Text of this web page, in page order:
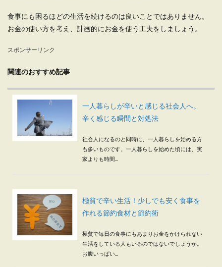
食事にも困るほどの生活を続けるのは良いことではありません。
お金の使い方を考え、計画的にお金を使う工夫をしましょう。
スポンサーリンク
関連のおすすめ記事
一人暮らしが辛いと感じる社会人へ。
辛く感じる瞬間と対処法
社会人になるのと同時に、一人暮らしを始める方
も多いものです。一人暮らしを始めた頃には、実
家よりも時間...
極貧で辛い生活！少しでも安く食事を
作れる節約食材と節約術
極貧で毎日の食事にもあまりお金をかけられない
生活をしている人もいるのではないでしょうか。
お腹いっぱい...